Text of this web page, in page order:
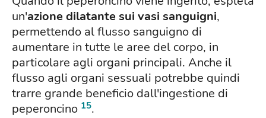
un'azione dilatante sui vasi sanguigni,
permettendo al flusso sanguigno di
aumentare in tutte le aree del corpo, in
particolare agli organi principali. Anche il
flusso agli organi sessuali potrebbe quindi
trarre grande beneficio dall'ingestione di
peperoncino 15.